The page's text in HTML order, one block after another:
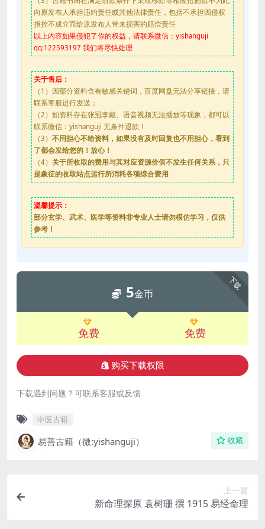
向原发布人承担违约责任或其他法律责任，包括不承担因侵权
指控不成立而给原发布人带来损害的赔偿责任
以上内容如果侵犯了你的权益，请联系微信：yishanguji
qq:122593197 我们将尽快处理
关于售后：
（1）因部分资料含有敏感关键词，百度网盘无法分享链接，请
联系客服进行发送；
（2）如资料存在张冠李戴、语音视频无法播放等现象，都可以
联系微信：yishanguji 无条件退款！
（3） 不用担心不给资料，如果没有及时回复也不用担心，看到
了都会发给您的！放心！
（4） 关于所收取的费用与其对应资源价值不发生任何关系，只
是象征的收取站点运行所消耗各项综合费用
温馨提示：
部分玄学、武术、医学等资料非专业人士请勿模仿学习，仅供
参考！
下载
5金币
免费 免费
购买下载权限
下载遇到问题？可联系客服或反馈
中医古籍
易善古籍（微:yishanguji） 收藏
上一篇
新命理探原 袁树珊 撰 1915 易经命理